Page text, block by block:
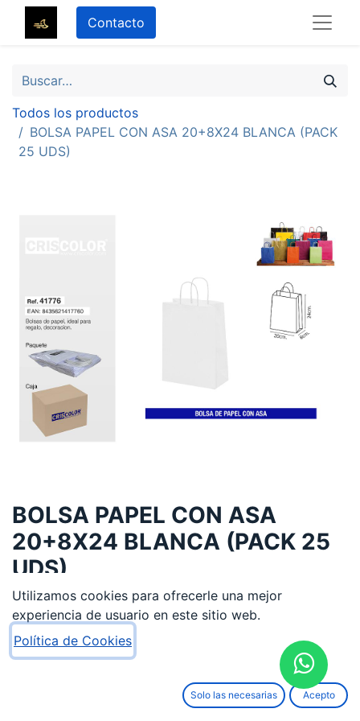
Contacto
Todos los productos
BOLSA PAPEL CON ASA 20+8X24 BLANCA (PACK
25 UDS)
BOLSA PAPEL CON ASA
20+8X24 BLANCA (PACK 25
UDS)
6,05€
AÑADIR AL CARRITO
Utilizamos cookies para ofrecerle una mejor
experiencia de usuario en este sitio web.
Política de Cookies
Solo las necesarias Acepto